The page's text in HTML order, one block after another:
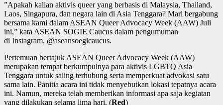
”Apakah kalian aktivis queer yang berbasis di Malaysia, Thailand,
Laos, Singapura, dan negara lain di Asia Tenggara? Mari bergabung
bersama kami dalam ASEAN Queer Advocacy Week (AAW) Juli
ini,” kata ASEAN SOGIE Caucus dalam pengumuman
di Instagram, @aseansoegicaucus.
Pertemuan bertajuk ASEAN Queer Advocacy Week (AAW)
merupakan tempat berkumpulnya para aktivis LGBTQ Asia
Tenggara untuk saling terhubung serta memperkuat advokasi satu
sama lain. Panitia acara ini tidak menyebutkan lokasi tepatnya acara
ini. Namun, mereka telah memberikan informasi apa saja kegiatan
yang dilakukan selama lima hari. (Red)